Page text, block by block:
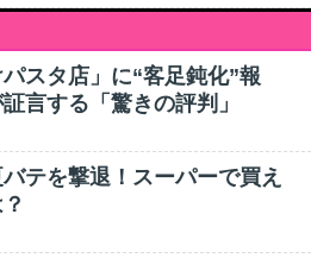
スタ店」に“客足鈍化”報
言する「驚きの評判」
テを撃退！スーパーで買え